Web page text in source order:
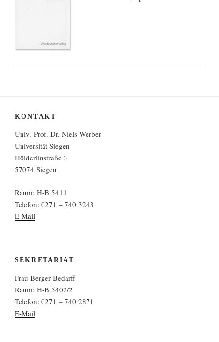
KONTAKT
Univ.-Prof. Dr. Niels Werber
Universität Siegen
Hölderlinstraße 3
57074 Siegen
Raum: H-B 5411
Telefon: 0271 – 740 3243
E-Mail
SEKRETARIAT
Frau Berger-Bedarff
Raum: H-B 5402/2
Telefon: 0271 – 740 2871
E-Mail